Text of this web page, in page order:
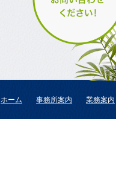
ホーム 事務所案内 業務案内